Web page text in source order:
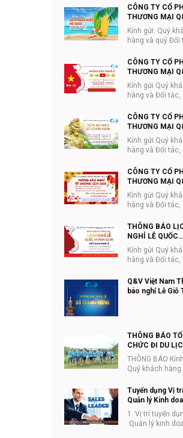
khách hàng và
tác
CÔNG TY CỔ
THƯƠNG MẠI
VIỆT NAM
BÁO LỊCH NGHỈ
2022
Kính gửi: Quý
hàng và quý Đối
mại Q&V Việt
lịch thông báo...
CÔNG TY CỔ
THƯƠNG MẠI
VIỆT NAM
BÁO LỊCH NGHỈ
30/4-1/5
Kính gửi Quý
hàng và Đối tác,
mại Q&V Việt
trân trọng thông
CÔNG TY CỔ
THƯƠNG MẠI
VIỆT NAM
BÁO LỊCH NGHỈ
GIỖ TỔ HÙNG
10/3
Kính gửi Quý
hàng và Đối tác,
mại Q&V Việt
trân trọng
CÔNG TY CỔ
THƯƠNG MẠI
VIỆT NAM
BÁO LỊCH NGHỈ
DƯƠNG LỊCH
Kính gửi Quý
hàng và Đối tác,
mại Q&V Việt
trân trọng thông ...
THÔNG BÁO
NGHỈ LỄ QUỐC
KHÁNH 2/9/2021
Kính gửi Quý
hàng và Đối tác,
mại Q&V Việt
trân trọng thông
Q&V Việt Nam
báo nghỉ Lễ Giỗ
lao động (01/5)
2021
THÔNG BÁO TỔ
CHỨC ĐI DU
CHO CBNV 2021
THÔNG BÁO
Quý khách hàng
Q&V Việt Nam.
CPTM Q&V...
Tuyển dụng Vị trí
Quản lý Kinh
ETC tại Hà Nội
1. Vị trí tuyển
Quản lý kinh